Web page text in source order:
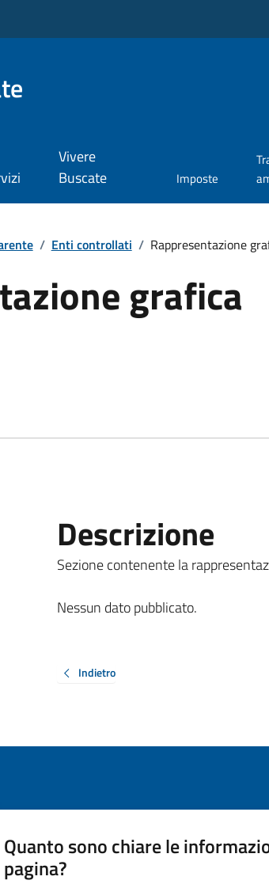
Vivere
Buscate
Imposte
/ Enti controllati / Rappresentazione
grafica
Descrizione
Sezione contenente la
Nessun dato pubblicato.
Indietro
Quanto sono chiare le
pagina?